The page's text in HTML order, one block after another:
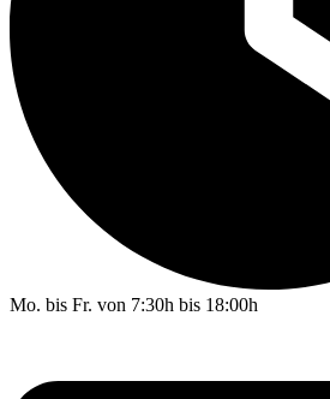
Mo. bis Fr. von 7:30h bis 18:00h